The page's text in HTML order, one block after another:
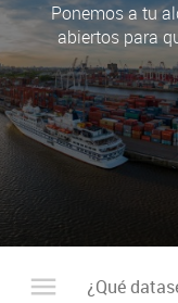
Ponemos a tu
abiertos para